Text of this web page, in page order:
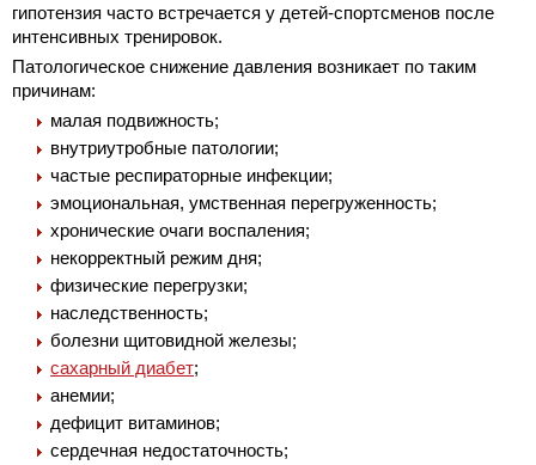
гипотензия часто встречается у детей-спортсменов после
интенсивных тренировок.
Патологическое снижение давления возникает по таким
причинам:
малая подвижность;
внутриутробные патологии;
частые респираторные инфекции;
эмоциональная, умственная перегруженность;
хронические очаги воспаления;
некорректный режим дня;
физические перегрузки;
наследственность;
болезни щитовидной железы;
сахарный диабет;
анемии;
дефицит витаминов;
сердечная недостаточность;